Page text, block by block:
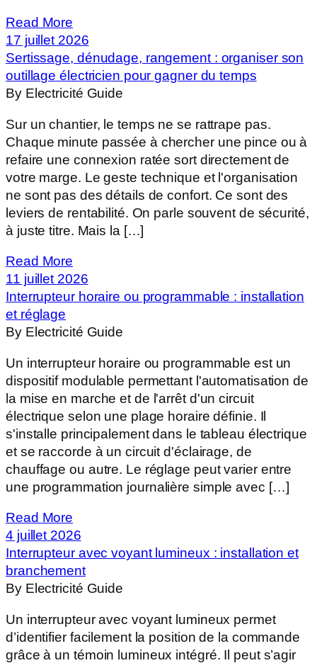
Read More
17 juillet 2026
Sertissage, dénudage, rangement : organiser son
outillage électricien pour gagner du temps
By Electricité Guide
Sur un chantier, le temps ne se rattrape pas.
Chaque minute passée à chercher une pince ou à
refaire une connexion ratée sort directement de
votre marge. Le geste technique et l'organisation
ne sont pas des détails de confort. Ce sont des
leviers de rentabilité. On parle souvent de sécurité,
à juste titre. Mais la […]
Read More
11 juillet 2026
Interrupteur horaire ou programmable : installation
et réglage
By Electricité Guide
Un interrupteur horaire ou programmable est un
dispositif modulable permettant l'automatisation de
la mise en marche et de l'arrêt d'un circuit
électrique selon une plage horaire définie. Il
s'installe principalement dans le tableau électrique
et se raccorde à un circuit d'éclairage, de
chauffage ou autre. Le réglage peut varier entre
une programmation journalière simple avec […]
Read More
4 juillet 2026
Interrupteur avec voyant lumineux : installation et
branchement
By Electricité Guide
Un interrupteur avec voyant lumineux permet
d’identifier facilement la position de la commande
grâce à un témoin lumineux intégré. Il peut s’agir